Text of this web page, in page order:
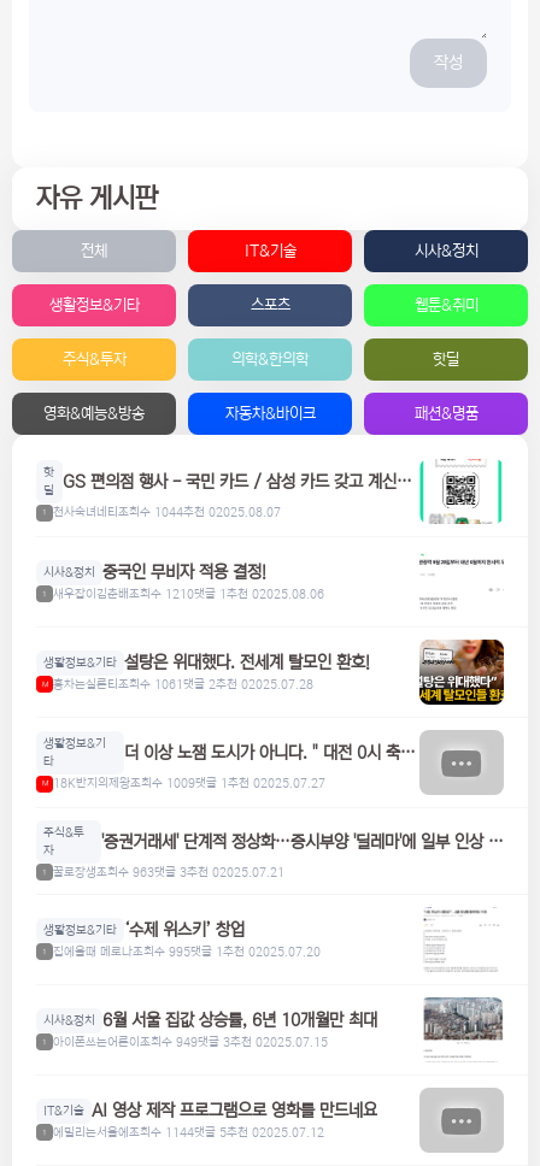
작성
자유 게시판
전체 IT&기술 시사&정치
생활정보&기타 스포츠 웹툰&취미
주식&투자 의학&한의학 핫딜
영화&예능&방송 자동차&바이크 패션&명품
핫
딜
GS 편의점 행사 - 국민 카드 / 삼성 카드 갖고 계신분
1 천사숙녀네티조회수 1044추천 02025.08.07
시사&정치 중국인 무비자 적용 결정!
1 새우잡이김춘배조회수 1210댓글 1추천 02025.08.06
생활정보&기타 설탕은 위대했다. 전세계 탈모인 환호!
M 홍차는실론티조회수 1061댓글 2추천 02025.07.28
생활정보&기
타
더 이상 노잼 도시가 아니다. " 대전 0시 축
M 18K반지의제왕조회수 1009댓글 1추천 02025.07.27
주식&투
자
'증권거래세' 단계적 정상화…증시부양 '딜레마'에 일부 인상 검
1 꿀로장생조회수 963댓글 3추천 02025.07.21
생활정보&기타 ‘수제 위스키’ 창업
1 집에올때 메로나조회수 995댓글 1추천 02025.07.20
시사&정치 6월 서울 집값 상승률, 6년 10개월만 최대
1 아이폰쓰는어른이 조회수 949댓글 3추천 02025.07.15
IT&기술 AI 영상 제작 프로그램으로 영화를 만드네요
1 에밀리는서울에 조회수 1144댓글 5추천 02025.07.12